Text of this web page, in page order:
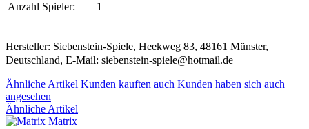
Anzahl Spieler:
1
Hersteller: Siebenstein-Spiele, Heekweg 83, 48161 Münster,
Deutschland, E-Mail: siebenstein-spiele@hotmail.de
Ähnliche Artikel Kunden kauften auch Kunden haben sich auch
angesehen
Ähnliche Artikel
Matrix